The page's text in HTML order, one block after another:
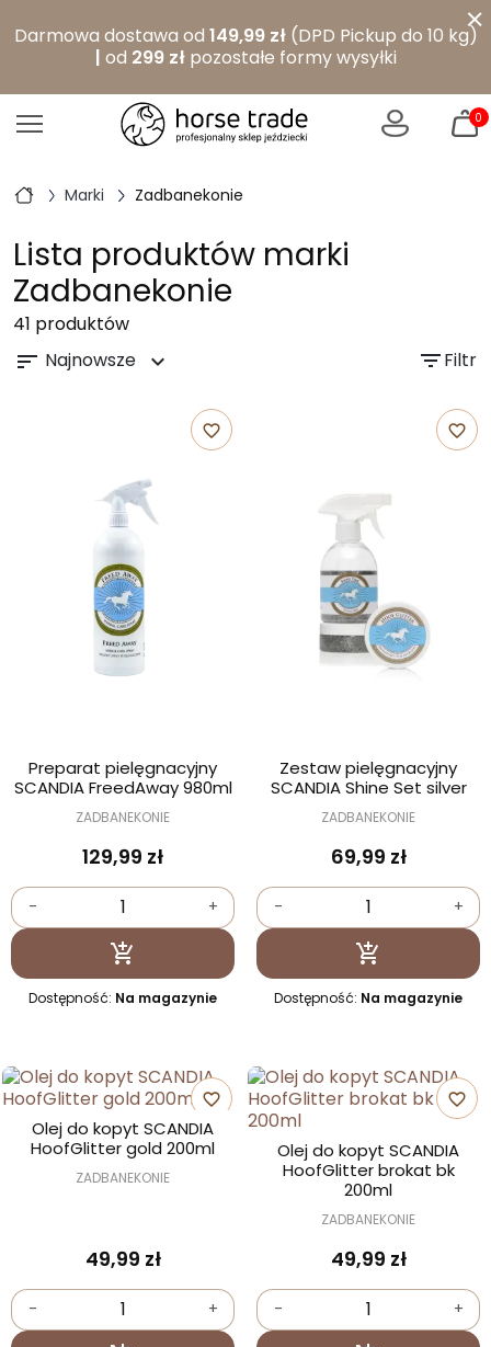
Darmowa dostawa od 149,99 zł(DPD Pickup do 10 kg)
| od 299 złpozostałe formy wysyłki
×
0
Marki Zadbanekonie
Lista produktów marki
Zadbanekonie
41 produktów
sort Najnowsze expand_more filter_listFiltr
favorite_border
Preparat pielęgnacyjny
SCANDIA FreedAway 980ml
ZADBANEKONIE
129,99 zł
- +
 Dodaj do koszyka
Dostępność: Na magazynie
favorite_border
Zestaw pielęgnacyjny
SCANDIA Shine Set silver
ZADBANEKONIE
69,99 zł
- +
 Dodaj do
Dostępność: Na magazynie
favorite_border
Olej do kopyt SCANDIA
HoofGlitter gold 200ml
ZADBANEKONIE
49,99 zł
- +
favorite_border
Olej do kopyt SCANDIA
HoofGlitter brokat bk
200ml
ZADBANEKONIE
49,99 zł
- +